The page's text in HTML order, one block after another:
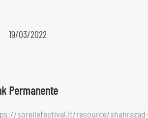
19/03/2022
Permanente
sorellefestival.it/resource/shahrazad-